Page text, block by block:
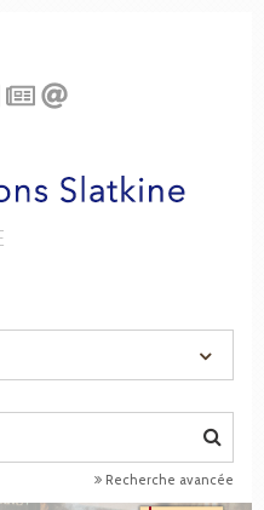
Recherche avancée